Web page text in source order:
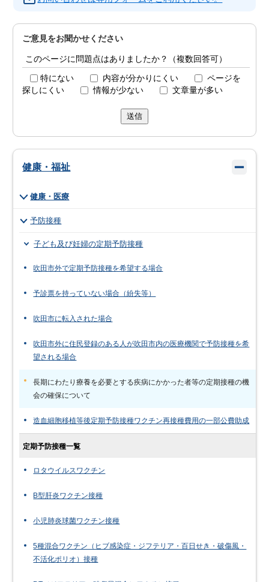
ご意見をお聞かせください
このページに問題点はありましたか？（複数回答可）
特にない 内容が分かりにくい
ページを
探しにくい
情報が少ない 文章量が多い
送信
健康・福祉
健康・医療
予防接種
子ども及び妊婦の定期予防接種
吹田市外で定期予防接種を希望する場合
予診票を持っていない場合（紛失等）
吹田市に転入された場合
吹田市外に住民登録のある人が吹田市内の医療機関で予防接種を希
望される場合
長期にわたり療養を必要とする疾病にかかった者等の定期接種の機
会の確保について
造血細胞移植等後定期予防接種ワクチン再接種費用の一部公費助成
定期予防接種一覧
ロタウイルスワクチン
B型肝炎ワクチン接種
小児肺炎球菌ワクチン接種
5種混合ワクチン（ヒブ感染症・ジフテリア・百日せき・破傷風・
不活化ポリオ）接種